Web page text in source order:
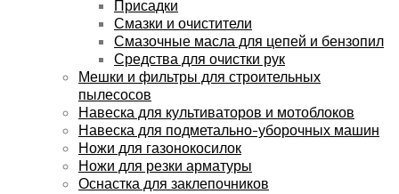
Присадки
Смазки и очистители
Смазочные масла для цепей и бензопил
Средства для очистки рук
Мешки и фильтры для строительных
пылесосов
Навеска для культиваторов и мотоблоков
Навеска для подметально-уборочных машин
Ножи для газонокосилок
Ножи для резки арматуры
Оснастка для заклепочников